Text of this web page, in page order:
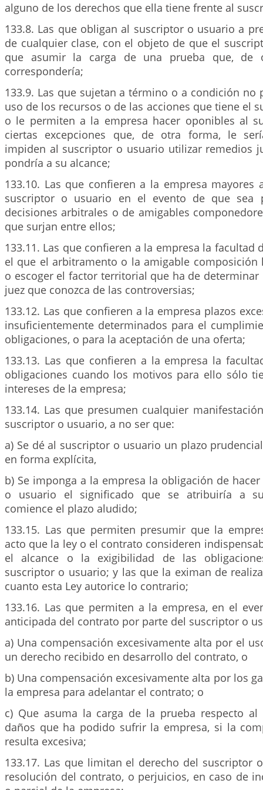
alguno de los derechos que ella tiene frente al
133.8. Las que obligan al suscriptor o usuario a
de cualquier clase, con el objeto de que el
que asumir la carga de una prueba que, de
correspondería;
133.9. Las que sujetan a término o a condición no
uso de los recursos o de las acciones que tiene el
o le permiten a la empresa hacer oponibles al
ciertas excepciones que, de otra forma, le
impiden al suscriptor o usuario utilizar remedios
pondría a su alcance;
133.10. Las que confieren a la empresa mayores
suscriptor o usuario en el evento de que sea
decisiones arbitrales o de amigables
que surjan entre ellos;
133.11. Las que confieren a la empresa la facultad
el que el arbitramento o la amigable composición
o escoger el factor territorial que ha de
juez que conozca de las controversias;
133.12. Las que confieren a la empresa plazos
insuficientemente determinados para el
obligaciones, o para la aceptación de una oferta;
133.13. Las que confieren a la empresa la
obligaciones cuando los motivos para ello sólo
intereses de la empresa;
133.14. Las que presumen cualquier
suscriptor o usuario, a no ser que:
a) Se dé al suscriptor o usuario un plazo
en forma explícita,
b) Se imponga a la empresa la obligación de
o usuario el significado que se atribuiría a
comience el plazo aludido;
133.15. Las que permiten presumir que la
acto que la ley o el contrato consideren
el alcance o la exigibilidad de las
suscriptor o usuario; y las que la eximan de
cuanto esta Ley autorice lo contrario;
133.16. Las que permiten a la empresa, en el
anticipada del contrato por parte del suscriptor o
a) Una compensación excesivamente alta por el
un derecho recibido en desarrollo del contrato, o
b) Una compensación excesivamente alta por los
la empresa para adelantar el contrato; o
c) Que asuma la carga de la prueba respecto
daños que ha podido sufrir la empresa, si la
resulta excesiva;
133.17. Las que limitan el derecho del suscriptor
resolución del contrato, o perjuicios, en caso de